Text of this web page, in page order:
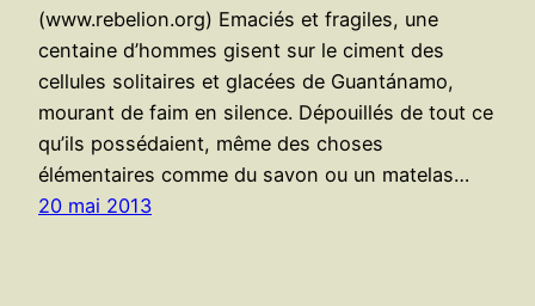
(www.rebelion.org) Emaciés et fragiles, une
centaine d’hommes gisent sur le ciment des
cellules solitaires et glacées de Guantánamo,
mourant de faim en silence. Dépouillés de tout ce
qu’ils possédaient, même des choses
élémentaires comme du savon ou un matelas…
20 mai 2013